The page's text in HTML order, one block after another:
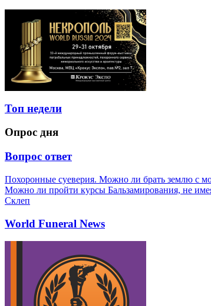
Топ недели
Опрос дня
Вопрос ответ
Похоронные суеверия. Можно ли брать землю с
Можно ли пройти курсы Бальзамирования, не
Склеп
World Funeral News